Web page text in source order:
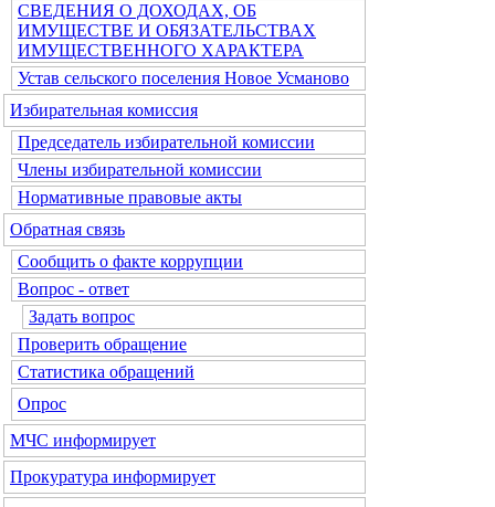
СВЕДЕНИЯ О ДОХОДАХ, ОБ
ИМУЩЕСТВЕ И ОБЯЗАТЕЛЬСТВАХ
ИМУЩЕСТВЕННОГО ХАРАКТЕРА
Устав сельского поселения Новое Усманово
Избирательная комиссия
Председатель избирательной комиссии
Члены избирательной комиссии
Нормативные правовые акты
Обратная связь
Сообщить о факте коррупции
Вопрос - ответ
Задать вопрос
Проверить обращение
Статистика обращений
Опрос
МЧС информирует
Прокуратура информирует